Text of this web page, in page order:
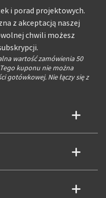
i porad projektowych.
z akceptacją naszej
chwili możesz
wartość zamówienia 50
kuponu nie można
gotówkowej. Nie łączy się z